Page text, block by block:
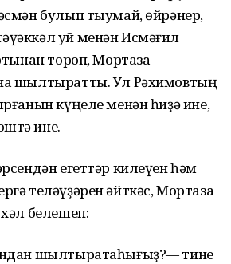
булып тыумай, өйрәнер,
уй менән Исмәғил
тороп, Мор­таза
шылтыратты. Ул Рәхимовтың
күңеле менән һиҙә ине,
ине.
егеттәр килеүен һәм
теләүҙәрен әйткәс, Мортаза
белешеп:
шылтырата­һығыҙ?— тине